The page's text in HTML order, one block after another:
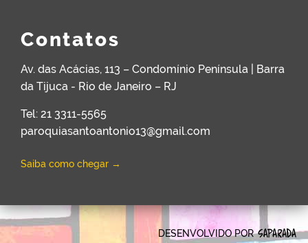
Contatos
Av. das Acácias, 113 – Condomínio Península | Barra
da Tijuca - Rio de Janeiro – RJ
Tel: 21 3311-5565
paroquiasantoantonio13@gmail.com
Saiba como chegar →
DESENVOLVIDO POR